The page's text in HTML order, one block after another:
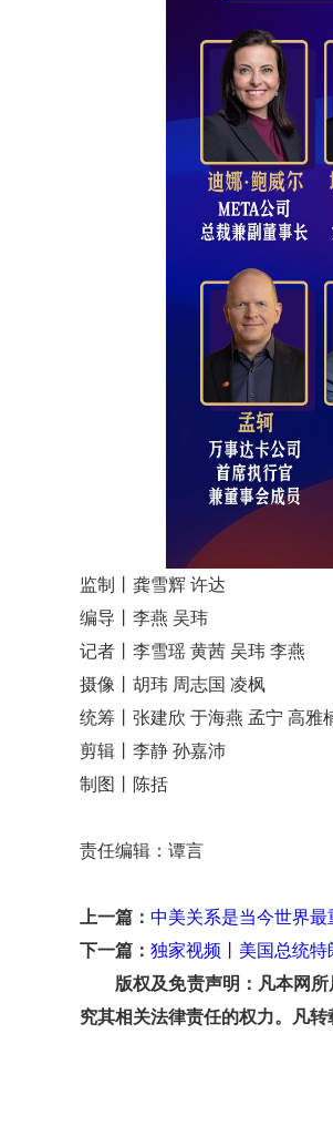
监制丨龚雪辉 许达
编导丨李燕 吴玮
记者丨李雪瑶 黄茜 吴玮 李燕
摄像丨胡玮 周志国 凌枫
统筹丨张建欣 于海燕 孟宁 高雅
剪辑丨李静 孙嘉沛
制图丨陈括
责任编辑：谭言
上一篇： 中美关系是当今世界
下一篇： 独家视频丨美国总统特
版权及免责声明：凡本网所
究其相关法律责任的权力。凡转